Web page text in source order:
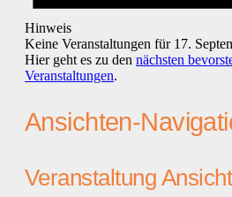
Hinweis
Keine Veranstaltungen für 17.
Hier geht es zu den nächsten
Veranstaltungen.
Ansichten-
Veranstaltung